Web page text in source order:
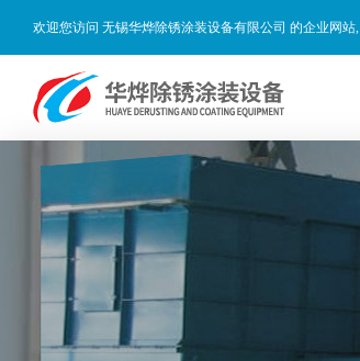
欢迎您访问 无锡华烨除锈涂装设备有限公司 的企业网站,